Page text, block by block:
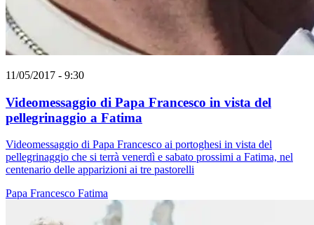
11/05/2017 - 9:30
Videomessaggio di Papa Francesco in vista del
pellegrinaggio a Fatima
Videomessaggio di Papa Francesco ai portoghesi in vista del
pellegrinaggio che si terrà venerdì e sabato prossimi a Fatima, nel
centenario delle apparizioni ai tre pastorelli
Papa Francesco Fatima